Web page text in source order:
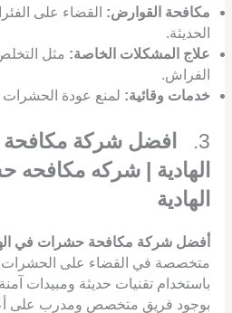
مكافحة القوارض: القضاء على
الحديثة.
علاج المشكلات الخاصة: مثل
الفراش.
خدمات وقائية: لمنع عودة الحشرات
3.
افضل شركة
الهادية | شركه
الهادية
أفضل شركة مكافحة حشرات في
متخصصة في القضاء على الحشرات
باستخدام تقنيات حديثة ومبيدات
بوجود فريق متخصص ومدرب على